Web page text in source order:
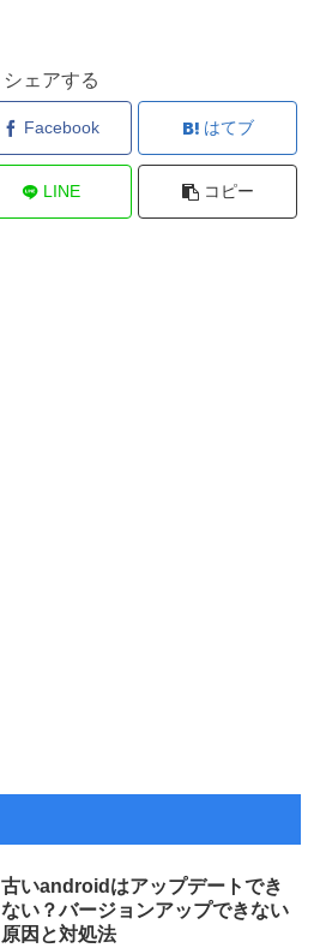
シェアする
Facebook はてブ
LINE コピー
古いandroidはアップデートでき
ない？バージョンアップできない
原因と対処法